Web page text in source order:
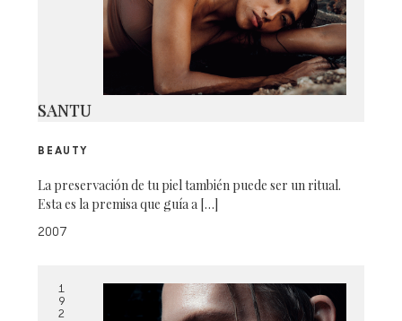
SANTU
BEAUTY
La preservación de tu piel también puede ser un ritual.
Esta es la premisa que guía a […]
2007
1
9
2